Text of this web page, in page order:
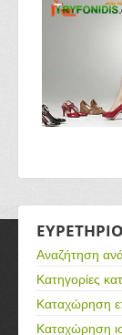
ΕΥΡΕΤΗΡΙΟ
Αναζήτηση
Κατηγορίες
Καταχώρηση
Καταχώρηση